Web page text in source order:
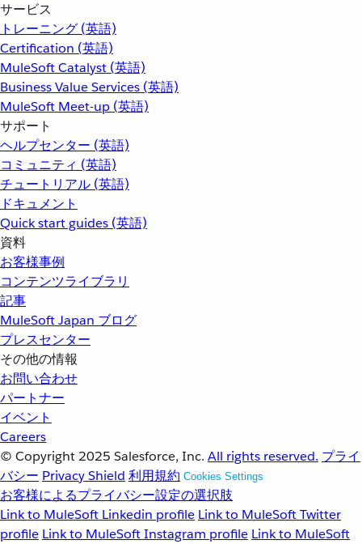
サービス
トレーニング (英語)
Certification (英語)
MuleSoft Catalyst (英語)
Business Value Services (英語)
MuleSoft Meet-up (英語)
サポート
ヘルプセンター (英語)
コミュニティ (英語)
チュートリアル (英語)
ドキュメント
Quick start guides (英語)
資料
お客様事例
コンテンツライブラリ
記事
MuleSoft Japan ブログ
プレスセンター
その他の情報
お問い合わせ
パートナー
イベント
Careers
© Copyright 2025 Salesforce, Inc. All rights reserved. プライ
バシー Privacy Shield 利用規約 Cookies Settings
お客様によるプライバシー設定の選択肢
Link to MuleSoft Linkedin profile Link to MuleSoft Twitter
profile Link to MuleSoft Instagram profile Link to MuleSoft